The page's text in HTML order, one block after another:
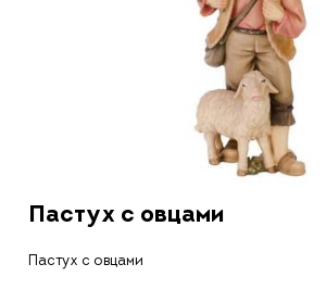
Пастух с овцами
Пастух с овцами